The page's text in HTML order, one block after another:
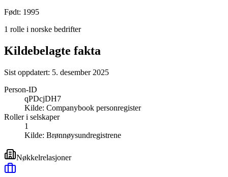
Født: 1995
1 rolle i norske bedrifter
Kildebelagte fakta
Sist oppdatert: 5. desember 2025
Person-ID
qPDcjDH7
Kilde: Companybook personregister
Roller i selskaper
1
Kilde: Brønnøysundregistrene
Nøkkelrelasjoner